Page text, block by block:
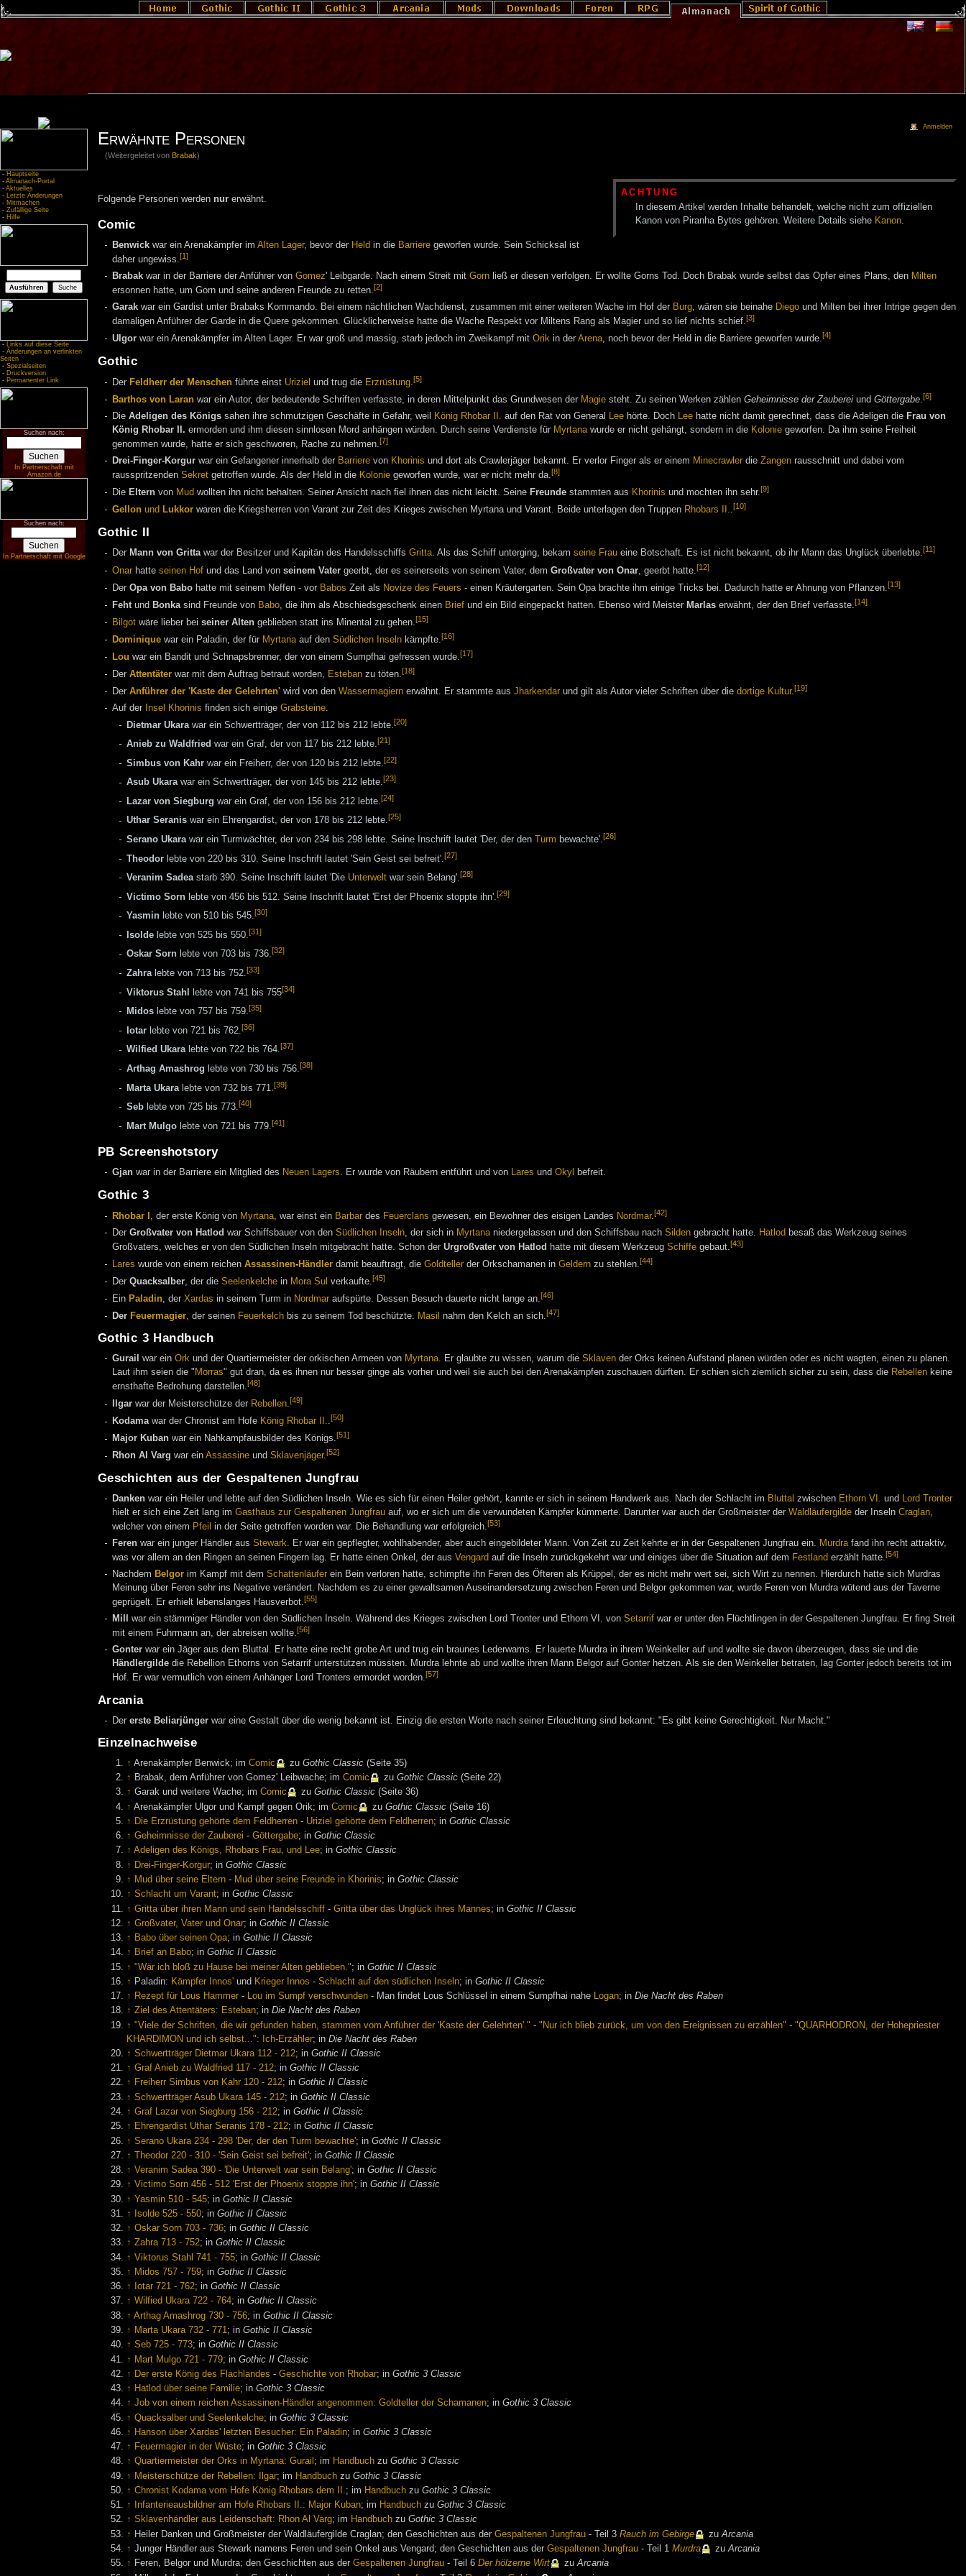
- Hauptseite
- Almanach-Portal
- Aktuelles
- Letzte Änderungen
- Mitmachen
- Zufällige Seite
- Hilfe
- Links auf diese Seite
- Änderungen an verlinkten
Seiten
- Spezialseiten
- Druckversion
- Permanenter Link
Suchen nach:
In Partnerschaft mit
Amazon.de
Suchen nach:
In Partnerschaft mit Google
Erwähnte Personen
(Weitergeleitet von Brabak)
ACHTUNG
In diesem Artikel werden Inhalte behandelt, welche nicht zum offiziellen
Kanon von Piranha Bytes gehören. Weitere Details siehe Kanon.
Folgende Personen werden nurerwähnt.
Comic
Benwick war ein Arenakämpfer im Alten Lager, bevor der Held in die Barriere geworfen wurde. Sein Schicksal ist
daher ungewiss.[1]
Brabak war in der Barriere der Anführer von Gomez' Leibgarde. Nach einem Streit mit Gorn ließ er diesen verfolgen. Er wollte Gorns Tod. Doch Brabak wurde selbst das Opfer eines Plans, den Milten
ersonnen hatte, um Gorn und seine anderen Freunde zu retten.[2]
Garak war ein Gardist unter Brabaks Kommando. Bei einem nächtlichen Wachdienst, zusammen mit einer weiteren Wache im Hof der Burg, wären sie beinahe Diego und Milten bei ihrer Intrige gegen den
damaligen Anführer der Garde in die Quere gekommen. Glücklicherweise hatte die Wache Respekt vor Miltens Rang als Magier und so lief nichts schief.[3]
Ulgor war ein Arenakämpfer im Alten Lager. Er war groß und massig, starb jedoch im Zweikampf mit Orik in der Arena, noch bevor der Held in die Barriere geworfen wurde.[4]
Gothic
Der Feldherr der Menschen führte einst Uriziel und trug die Erzrüstung.[5]
Barthos von Laran war ein Autor, der bedeutende Schriften verfasste, in deren Mittelpunkt das Grundwesen der Magie steht. Zu seinen Werken zählen Geheimnisse der Zauberei und Göttergabe.[6]
Die Adeligen des Königs sahen ihre schmutzigen Geschäfte in Gefahr, weil König Rhobar II. auf den Rat von General Lee hörte. Doch Lee hatte nicht damit gerechnet, dass die Adeligen die Frau von
König Rhobar II. ermorden und ihm diesen sinnlosen Mord anhängen würden. Durch seine Verdienste für Myrtanawurde er nicht gehängt, sondern in die Kolonie geworfen. Da ihm seine Freiheit
genommen wurde, hatte er sich geschworen, Rache zu nehmen.[7]
Drei-Finger-Korgur war ein Gefangener innerhalb der Barriere von Khorinis und dort als Crawlerjäger bekannt. Er verlor Finger als er einem Minecrawler die Zangen rausschnitt und dabei vom
rausspritzenden Sekret getroffen wurde. Als der Held in die Kolonie geworfen wurde, war er nicht mehr da.[8]
Die Eltern von Mud wollten ihn nicht behalten. Seiner Ansicht nach fiel ihnen das nicht leicht. Seine Freunde stammten aus Khorinis und mochten ihn sehr.[9]
Gellon und Lukkor waren die Kriegsherren von Varant zur Zeit des Krieges zwischen Myrtana und Varant. Beide unterlagen den Truppen Rhobars II..[10]
Gothic II
Der Mann von Grittawar der Besitzer und Kapitän des Handelsschiffs Gritta. Als das Schiff unterging, bekam seine Frau eine Botschaft. Es ist nicht bekannt, ob ihr Mann das Unglück überlebte.[11]
Onar hatte seinen Hof und das Land von seinem Vater geerbt, der es seinerseits von seinem Vater, dem Großvater von Onar , geerbt hatte. [12]
Der Opa von Babo hatte mit seinem Neffen - vor Babos Zeit als Novize des Feuers - einen Kräutergarten. Sein Opa brachte ihm einige Tricks bei. Dadurch hatte er Ahnung von Pflanzen. [13]
Feht und Bonka sind Freunde von Babo , die ihm als Abschiedsgeschenk einen Brief und ein Bild eingepackt hatten. Ebenso wird Meister Marlas erwähnt, der den Brief verfasste. [14]
Bilgot wäre lieber bei seiner Alten geblieben statt ins Minental zu gehen.[15]
Dominique war ein Paladin, der für Myrtanaauf den Südlichen Inseln kämpfte.[16]
Lou war ein Bandit und Schnapsbrenner, der von einem Sumpfhai gefressen wurde.[17]
Der Attentäter war mit dem Auftrag betraut worden, Esteban zu töten.[18]
Der Anführer der 'Kaste der Gelehrten' wird von den Wassermagiern erwähnt. Er stammte aus Jharkendar und gilt als Autor vieler Schriften über die dortige Kultur.[19]
Auf der Insel Khorinis finden sich einige Grabsteine
Dietmar Ukara war ein Schwertträger, der von 112 bis 212 lebte.[20]
Anieb zu Waldfried war ein Graf, der von 117 bis 212 lebte.[21]
Simbus von Kahr war ein Freiherr, der von 120 bis 212 lebte.[22]
Asub Ukarawar ein Schwertträger, der von 145 bis 212 lebte.[23]
Lazar von Siegburg war ein Graf, der von 156 bis 212 lebte.[24]
Uthar Seranis war ein Ehrengardist, der von 178 bis 212 lebte.[25]
Serano Ukarawar ein Turmwächter, der von 234 bis 298 lebte. Seine Inschrift lautet 'Der, der den Turm bewachte'.[26]
Theodor lebte von 220 bis 310. Seine Inschrift lautet 'Sein Geist sei befreit'.[27]
Veranim Sadeastarb 390. Seine Inschrift lautet 'Die Unterwelt war sein Belang'.[28]
Victimo Sorn lebte von 456 bis 512. Seine Inschrift lautet 'Erst der Phoenix stoppte ihn'.[29]
Yasmin lebte von 510 bis 545.[30]
Isolde lebte von 525 bis 550.[31]
Oskar Sorn lebte von 703 bis 736.[32]
Zahralebte von 713 bis 752.[33]
Viktorus Stahl lebte von 741 bis 755[34]
Midos lebte von 757 bis 759.[35]
Iotar lebte von 721 bis 762.[36]
Wilfied Ukaralebte von 722 bis 764.[37]
Arthag Amashrog lebte von 730 bis 756.[38]
Marta Ukara lebte von 732 bis 771.[39]
Seb lebte von 725 bis 773.[40]
Mart Mulgo lebte von 721 bis 779.[41]
PB Screenshotstory
Gjan war in der Barriere ein Mitglied des Neuen Lagers. Er wurde von Räubern entführt und von Lares und Okyl befreit.
Gothic 3
Rhobar I , der erste König von Myrtana, war einst ein Barbar des Feuerclans gewesen, ein Bewohner des eisigen Landes Nordmar.[42]
Der Großvater von Hatlod war Schiffsbauer von den Südlichen Inseln , der sich in Myrtana niedergelassen und den Schiffsbau nach Silden gebracht hatte. Hatlod besaß das Werkzeug seines
Großvaters, welches er von den Südlichen Inseln mitgebracht hatte. Schon der Urgroßvater von Hatlod hatte mit diesem Werkzeug Schiffe gebaut.[43]
Lares wurde von einem reichen Assassinen-Händler damit beauftragt, die Goldteller der Orkschamanen in Geldern zu stehlen.[44]
Der Quacksalber, der die Seelenkelche in Mora Sul verkaufte.[45]
Ein Paladin, der Xardas in seinem Turm in Nordmar aufspürte. Dessen Besuch dauerte nicht lange an.[46]
Der Feuermagier, der seinen Feuerkelch bis zu seinem Tod beschützte. Masil nahm den Kelch an sich.[47]
Gothic 3 Handbuch
Gurail war ein Ork und der Quartiermeister der orkischen Armeen von Myrtana. Er glaubte zu wissen, warum die Sklaven der Orks keinen Aufstand planen würden oder es nicht wagten, einen zu planen.
Laut ihm seien die " Morras" gut dran, da es ihnen nur besser ginge als vorher und weil sie auch bei den Arenakämpfen zuschauen dürften. Er schien sich ziemlich sicher zu sein, dass die Rebellen keine
ernsthafte Bedrohung darstellen.[48]
Ilgar war der Meisterschütze der Rebellen.[49]
Kodamawar der Chronist am Hofe König Rhobar II..[50]
Major Kuban war ein Nahkampfausbilder des Königs.[51]
Rhon Al Varg war ein Assassine und Sklavenjäger.[52]
Geschichten aus der Gespaltenen Jungfrau
Danken war ein Heiler und lebte auf den Südlichen Inseln. Wie es sich für einen Heiler gehört, kannte er sich in seinem Handwerk aus. Nach der Schlacht im Bluttal zwischen Ethorn VI. und Lord Tronter
hielt er sich eine Zeit lang im Gasthaus zur Gespaltenen Jungfrau auf, wo er sich um die verwundeten Kämpfer kümmerte. Darunter war auch der Großmeister der Waldläufergilde der Inseln Craglan,
welcher von einem Pfeil in der Seite getroffen worden war. Die Behandlung war erfolgreich.[53]
Feren war ein junger Händler aus Stewark. Er war ein gepflegter, wohlhabender, aber auch eingebildeter Mann. Von Zeit zu Zeit kehrte er in der Gespaltenen Jungfrau ein. Murdrafand ihn recht attraktiv,
was vor allem an den Ringen an seinen Fingern lag. Er hatte einen Onkel, der aus Vengard auf die Inseln zurückgekehrt war und einiges über die Situation auf dem Festland erzählt hatte.[54]
Nachdem Belgor im Kampf mit dem Schattenläufer ein Bein verloren hatte, schimpfte ihn Feren des Öfteren als Krüppel, der es nicht mehr wert sei, sich Wirt zu nennen. Hierdurch hatte sich Murdras
Meinung über Feren sehr ins Negative verändert. Nachdem es zu einer gewaltsamen Auseinandersetzung zwischen Feren und Belgor gekommen war, wurde Feren von Murdra wütend aus der Taverne
geprügelt. Er erhielt lebenslanges Hausverbot.[55]
Mill war ein stämmiger Händler von den Südlichen Inseln. Während des Krieges zwischen Lord Tronter und Ethorn VI. von Setarrif war er unter den Flüchtlingen in der Gespaltenen Jungfrau. Er fing Streit
mit einem Fuhrmann an, der abreisen wollte.[56]
Gonter war ein Jäger aus dem Bluttal. Er hatte eine recht grobe Art und trug ein braunes Lederwams. Er lauerte Murdra in ihrem Weinkeller auf und wollte sie davon überzeugen, dass sie und die
Händlergilde die Rebellion Ethorns von Setarrif unterstützen müssten. Murdra lehnte ab und wollte ihren Mann Belgor auf Gonter hetzen. Als sie den Weinkeller betraten, lag Gonter jedoch bereits tot im
Hof. Er war vermutlich von einem Anhänger Lord Tronters ermordet worden.[57]
Arcania
Der erste Beliarjünger war eine Gestalt über die wenig bekannt ist. Einzig die ersten Worte nach seiner Erleuchtung sind bekannt: "Es gibt keine Gerechtigkeit. Nur Macht."
Einzelnachweise
↑ Arenakämpfer Benwick; imComic zuGothic Classic (Seite 35)
↑ Brabak, dem Anführer von Gomez' Leibwache; imComic zuGothic Classic (Seite 22)
↑ Garak und weitere Wache; imComic zuGothic Classic (Seite 36)
↑ Arenakämpfer Ulgor und Kampf gegen Orik; imComic zuGothic Classic (Seite 16)
↑ Die Erzrüstung gehörte dem Feldherren - Uriziel gehörte dem Feldherren; inGothic Classic
↑ Geheimnisse der Zauberei -Göttergabe; inGothic Classic
↑ Adeligen des Königs, Rhobars Frau, und Lee; inGothic Classic
↑ Drei-Finger-Korgur; inGothic Classic
↑ Mud über seine Eltern - Mud über seine Freunde in Khorinis; inGothic Classic
↑ Schlacht um Varant; inGothic Classic
↑ Gritta über ihren Mann und sein Handelsschiff -Gritta über das Unglück ihres Mannes; inGothic II Classic
↑ Großvater, Vater und Onar; inGothic II Classic
↑ Babo über seinen Opa; inGothic II Classic
↑ Brief an Babo; inGothic II Classic
↑ "Wär ich bloß zu Hause bei meiner Alten geblieben."; inGothic II Classic
↑ Paladin: Kämpfer Innos' und Krieger Innos -Schlacht auf den südlichen Inseln; inGothic II Classic
↑ Rezept für Lous Hammer - Lou im Sumpf verschwunden - Man findet Lous Schlüssel in einem Sumpfhai nahe Logan; inDie Nacht des Raben
↑ Ziel des Attentäters: Esteban; inDie Nacht des Raben
↑ "Viele der Schriften, die wir gefunden haben, stammen vom Anführer der 'Kaste der Gelehrten'." -"Nur ich blieb zurück, um von den Ereignissen zu erzählen" -"QUARHODRON, der Hohepriester
KHARDIMON und ich selbst...": Ich-Erzähler; inDie Nacht des Raben
↑ Schwertträger Dietmar Ukara 112 - 212; inGothic II Classic
↑ Graf Anieb zu Waldfried 117 - 212; inGothic II Classic
↑ Freiherr Simbus von Kahr 120 - 212; inGothic II Classic
↑ Schwertträger Asub Ukara 145 - 212; inGothic II Classic
↑ Graf Lazar von Siegburg 156 - 212; inGothic II Classic
↑ Ehrengardist Uthar Seranis 178 - 212; inGothic II Classic
↑ Serano Ukara 234 - 298 'Der, der den Turm bewachte'; inGothic II Classic
↑ Theodor 220 - 310 - 'Sein Geist sei befreit'; inGothic II Classic
↑ Veranim Sadea 390 - 'Die Unterwelt war sein Belang'; inGothic II Classic
↑ Victimo Sorn 456 - 512 'Erst der Phoenix stoppte ihn'; inGothic II Classic
↑ Yasmin 510 - 545; inGothic II Classic
↑
Isolde 525 - 550; inGothic II Classic
↑ Oskar Sorn 703 - 736; inGothic II Classic
↑ Zahra 713 - 752; inGothic II Classic
↑ Viktorus Stahl 741 - 755; inGothic II Classic
↑ Midos 757 - 759; inGothic II Classic
↑
Iotar 721 - 762; inGothic II Classic
↑ Wilfied Ukara 722 - 764; inGothic II Classic
↑ Arthag Amashrog 730 - 756; inGothic II Classic
↑ Marta Ukara 732 - 771; inGothic II Classic
↑ Seb 725 - 773; inGothic II Classic
↑ Mart Mulgo 721 - 779; inGothic II Classic
↑ Der erste König des Flachlandes -Geschichte von Rhobar; inGothic 3 Classic
↑ Hatlod über seine Familie; inGothic 3 Classic
↑ Job von einem reichen Assassinen-Händler angenommen: Goldteller der Schamanen; inGothic 3 Classic
↑ Quacksalber und Seelenkelche; inGothic 3 Classic
↑ Hanson über Xardas' letzten Besucher: Ein Paladin; inGothic 3 Classic
↑ Feuermagier in der Wüste; inGothic 3 Classic
↑ Quartiermeister der Orks in Myrtana: Gurail ; im Handbuch zuGothic 3 Classic
↑ Meisterschütze der Rebellen: Ilgar; im Handbuch zuGothic 3 Classic
↑ Chronist Kodama vom Hofe König Rhobars dem II.; im Handbuch zuGothic 3 Classic
↑
Infanterieausbildner am Hofe Rhobars II.: Major Kuban; im Handbuch zuGothic 3 Classic
↑ Sklavenhändler aus Leidenschaft: Rhon Al Varg; im Handbuch zuGothic 3 Classic
↑ Heiler Danken und Großmeister der Waldläufergilde Craglan; den Geschichten aus derGespaltenen Jungfrau - Teil 3Rauch im Gebirge zuArcania
↑ Junger Händler aus Stewark namens Feren und sein Onkel aus Vengard; den Geschichten aus derGespaltenen Jungfrau - Teil 1Murdra zuArcania
↑ Feren, Belgor und Murdra; den Geschichten aus derGespaltenen Jungfrau - Teil 6Der hölzerne Wirt zuArcania
Anmelden